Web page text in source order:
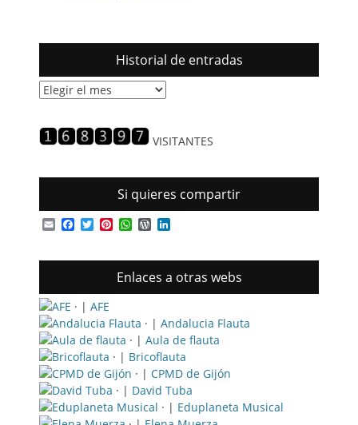
Historial de entradas
Historial
VISITANTES
Si quieres compartir
EmailFacebook
TwitterPinterest
WhatsApp
WordPress
Enlaces a otras webs
· | AFE
· | Andalucia Flauta
· | Aula de flauta
· | Bricoflauta
· | CPMD de Gijón
· | David Tuba
· | Eduplaneta Musical